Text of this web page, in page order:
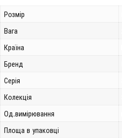
Розмір
Вага
Країна
Бренд
Серія
Колекція
Од.вимірювання
Площа в упаковці